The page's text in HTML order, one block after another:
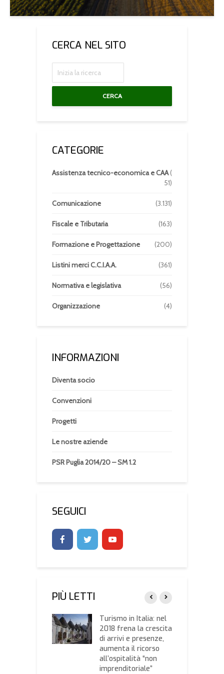
CERCA NEL SITO
CERCA
CATEGORIE
Assistenza tecnico-economica e CAA(
51)
Comunicazione (3.131)
Fiscale e Tributaria (163)
Formazione e Progettazione (200)
Listini merci C.C.I.A.A. (361)
Normativa e legislativa (56)
Organizzazione (4)
INFORMAZIONI
Diventa socio
Convenzioni
Progetti
Le nostre aziende
PSR Puglia 2014/20 – SM 1.2
SEGUICI
PIÙ LETTI
Turismo in Italia: nel
2018 frena la crescita
di arrivi e presenze,
aumenta il ricorso
all’ospitalità “non
imprenditoriale”